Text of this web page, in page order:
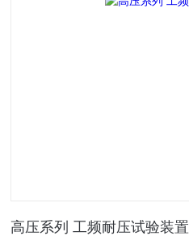
高压系列 工频耐压试验装置